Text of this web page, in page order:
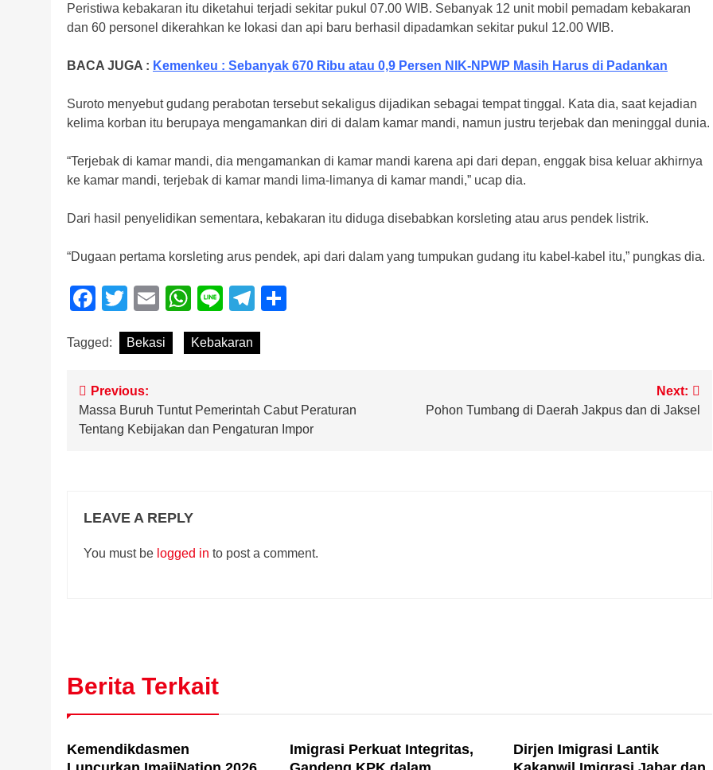
Peristiwa kebakaran itu diketahui terjadi sekitar pukul 07.00 WIB. Sebanyak 12 unit mobil pemadam kebakaran
dan 60 personel dikerahkan ke lokasi dan api baru berhasil dipadamkan sekitar pukul 12.00 WIB.
BACA JUGA : Kemenkeu : Sebanyak 670 Ribu atau 0,9 Persen NIK-NPWP Masih Harus di Padankan
Suroto menyebut gudang perabotan tersebut sekaligus dijadikan sebagai tempat tinggal. Kata dia, saat kejadian
kelima korban itu berupaya mengamankan diri di dalam kamar mandi, namun justru terjebak dan meninggal dunia.
“Terjebak di kamar mandi, dia mengamankan di kamar mandi karena api dari depan, enggak bisa keluar akhirnya
ke kamar mandi, terjebak di kamar mandi lima-limanya di kamar mandi,” ucap dia.
Dari hasil penyelidikan sementara, kebakaran itu diduga disebabkan korsleting atau arus pendek listrik.
“Dugaan pertama korsleting arus pendek, api dari dalam yang tumpukan gudang itu kabel-kabel itu,” pungkas dia.
Facebook
Twitter
EmailWhatsApp
LineTelegram
Tagged: Bekasi Kebakaran
Post
navigation
Previous:
Massa Buruh Tuntut Pemerintah Cabut Peraturan
Tentang Kebijakan dan Pengaturan Impor
Next:
Pohon Tumbang di Daerah Jakpus dan di Jaksel
LEAVE A REPLY
You must be logged in to post a comment.
Berita Terkait
Kemendikdasmen
Imigrasi Perkuat Integritas,
Dirjen Imigrasi Lantik